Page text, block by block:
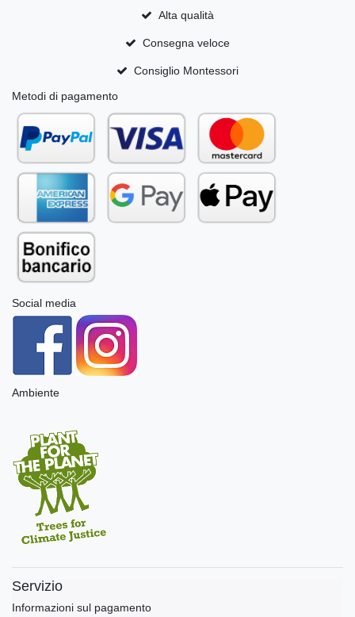
Alta qualità
Consegna veloce
Consiglio Montessori
Metodi di pagamento
Social media
Ambiente
Servizio
Informazioni sul pagamento